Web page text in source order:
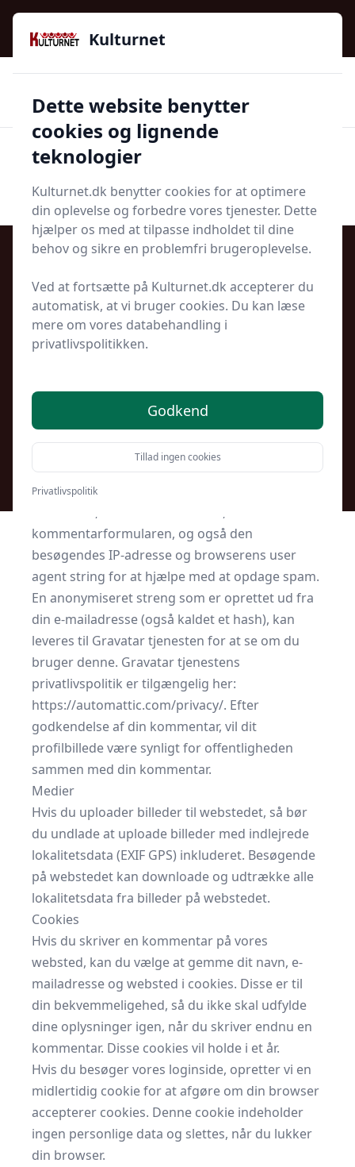
Kulturnet - Alt Det Gode I Livet | Din Kulturguide Siden
2016
97 kategorier 👍Kun godkendte butikker
Start søgning
Privatlivspolitik for Kulturnet.dk
Hvem er vi
Vores webstedsadresse er: kulturnet.dk
Kommentarer
Når besøgende skriver kommentarer på
kommentarformularen, og også den
besøgendes IP-adresse og browserens user
agent string for at hjælpe med at opdage spam.
En anonymiseret streng som er oprettet ud fra
din e-mailadresse (også kaldet et hash), kan
leveres til Gravatar tjenesten for at se om du
bruger denne. Gravatar tjenestens
privatlivspolitik er tilgængelig her:
https://automattic.com/privacy/. Efter
godkendelse af din kommentar, vil dit
profilbillede være synligt for offentligheden
sammen med din kommentar.
Medier
Hvis du uploader billeder til webstedet, så bør
du undlade at uploade billeder med indlejrede
lokalitetsdata (EXIF GPS) inkluderet. Besøgende
på webstedet kan downloade og udtrække alle
lokalitetsdata fra billeder på webstedet.
Cookies
Hvis du skriver en kommentar på vores
websted, kan du vælge at gemme dit navn, e-
mailadresse og websted i cookies. Disse er til
din bekvemmeligehed, så du ikke skal udfylde
dine oplysninger igen, når du skriver endnu en
kommentar. Disse cookies vil holde i et år.
Hvis du besøger vores loginside, opretter vi en
midlertidig cookie for at afgøre om din browser
accepterer cookies. Denne cookie indeholder
ingen personlige data og slettes, når du lukker
din browser.
Kulturnet
Dette website benytter
cookies og lignende
teknologier
Kulturnet.dk benytter cookies for at optimere
din oplevelse og forbedre vores tjenester. Dette
hjælper os med at tilpasse indholdet til dine
behov og sikre en problemfri brugeroplevelse.
Ved at fortsætte på Kulturnet.dk accepterer du
automatisk, at vi bruger cookies. Du kan læse
mere om vores databehandling i
privatlivspolitikken.
Godkend
Tillad ingen cookies
Privatlivspolitik